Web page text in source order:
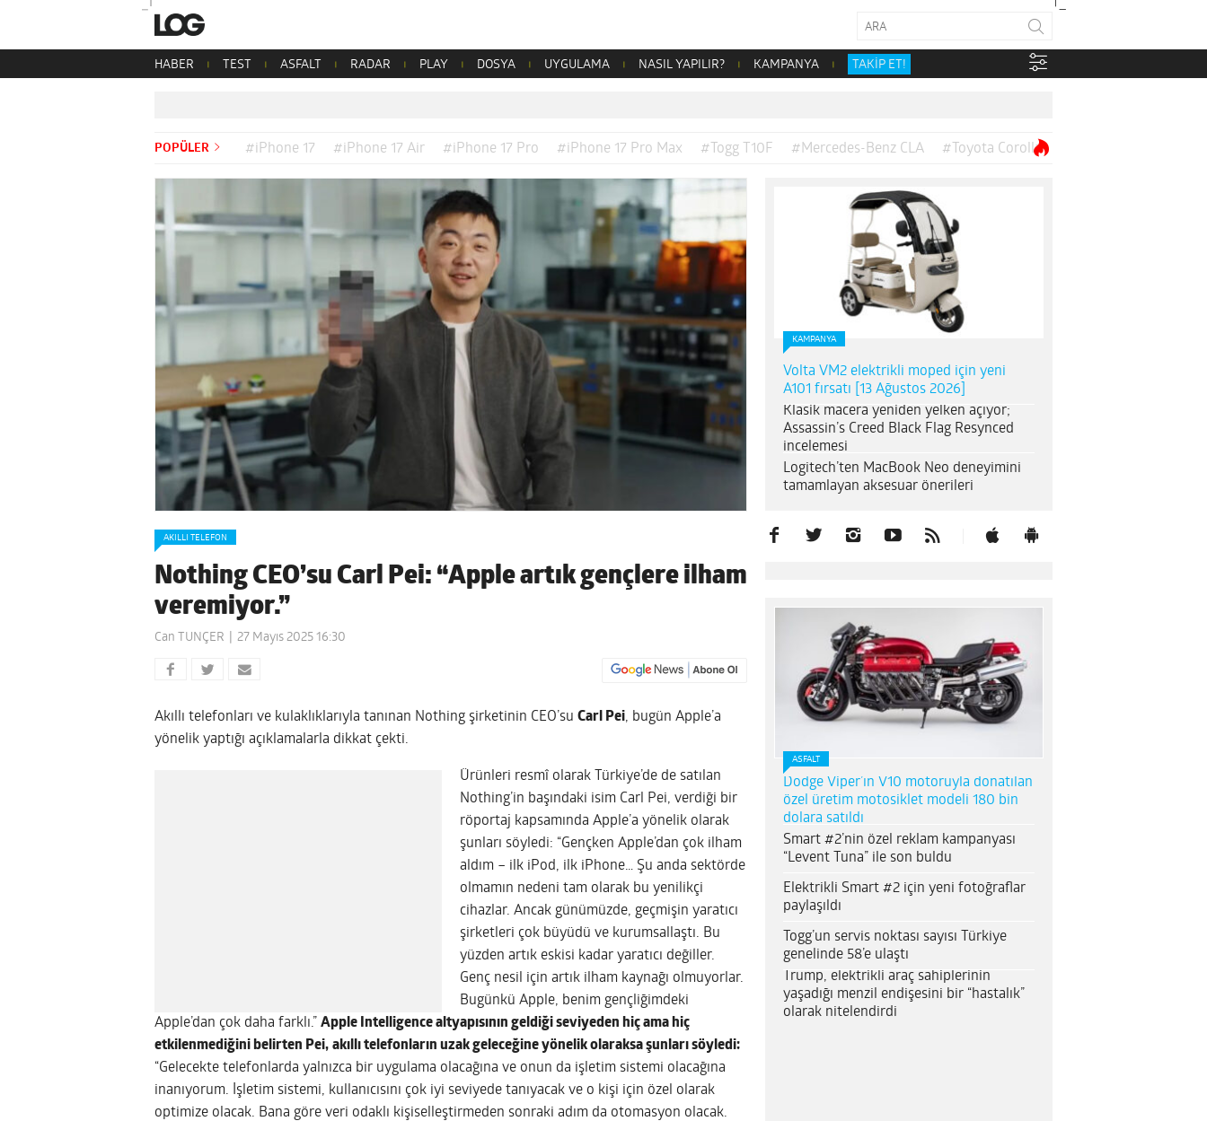
HABER TEST ASFALT RADAR PLAY DOSYA UYGULAMA NASIL YAPILIR? KAMPANYA TAKİP ET!
POPÜLER #iPhone 17 #iPhone 17 Air #iPhone 17 Pro #iPhone 17 Pro Max #Togg T10F #Mercedes-Benz CLA #Toyota Corolla
AKILLI TELEFON
Nothing CEO’su Carl Pei: “Apple artık gençlere ilham
veremiyor.”
Can TUNÇER 27 Mayıs 2025 16:30
Akıllı telefonları ve kulaklıklarıyla tanınan Nothing şirketinin CEO’su Carl Pei, bugün Apple’a
yönelik yaptığı açıklamalarla dikkat çekti.
Ürünleri resmî olarak Türkiye’de de satılan
Nothing’in başındaki isim Carl Pei, verdiği bir
röportaj kapsamında Apple’a yönelik olarak
şunları söyledi: “Gençken Apple’dan çok ilham
aldım – ilk iPod, ilk iPhone… Şu anda sektörde
olmamın nedeni tam olarak bu yenilikçi
cihazlar. Ancak günümüzde, geçmişin yaratıcı
şirketleri çok büyüdü ve kurumsallaştı. Bu
yüzden artık eskisi kadar yaratıcı değiller.
Genç nesil için artık ilham kaynağı olmuyorlar.
Bugünkü Apple, benim gençliğimdeki
Apple’dan çok daha farklı.” Apple Intelligence altyapısının geldiği seviyeden hiç ama hiç
etkilenmediğini belirten Pei, akıllı telefonların uzak geleceğine yönelik olaraksa şunları söyledi:
“Gelecekte telefonlarda yalnızca bir uygulama olacağına ve onun da işletim sistemi olacağına
inanıyorum. İşletim sistemi, kullanıcısını çok iyi seviyede tanıyacak ve o kişi için özel olarak
optimize olacak. Bana göre veri odaklı kişiselleştirmeden sonraki adım da otomasyon olacak.
KAMPANYA
Volta VM2 elektrikli moped için yeni
A101 fırsatı [13 Ağustos 2026]
Klasik macera yeniden yelken açıyor;
Assassin’s Creed Black Flag Resynced
incelemesi
Logitech’ten MacBook Neo deneyimini
tamamlayan aksesuar önerileri
ASFALT
Dodge Viper’ın V10 motoruyla donatılan
özel üretim motosiklet modeli 180 bin
dolara satıldı
Smart #2’nin özel reklam kampanyası
“Levent Tuna” ile son buldu
Elektrikli Smart #2 için yeni fotoğraflar
paylaşıldı
Togg’un servis noktası sayısı Türkiye
genelinde 58’e ulaştı
Trump, elektrikli araç sahiplerinin
yaşadığı menzil endişesini bir “hastalık”
olarak nitelendirdi